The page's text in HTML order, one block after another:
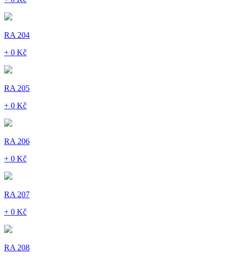
RA 204
+ 0 Kč
RA 205
+ 0 Kč
RA 206
+ 0 Kč
RA 207
+ 0 Kč
RA 208